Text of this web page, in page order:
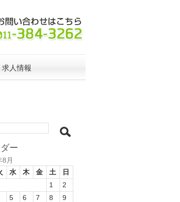
求人情報
ー
8月
水 木 金 土
日
1
2
5 6 7 8
9